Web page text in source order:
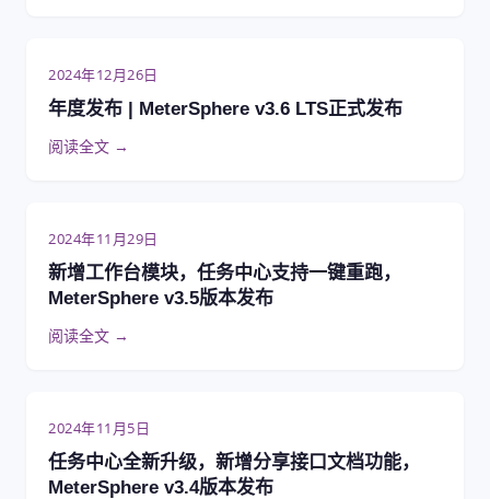
2024年12月26日
年度发布 | MeterSphere v3.6 LTS正式发布
阅读全文 →
2024年11月29日
新增工作台模块，任务中心支持一键重跑，
MeterSphere v3.5版本发布
阅读全文 →
2024年11月5日
任务中心全新升级，新增分享接口文档功能，
MeterSphere v3.4版本发布